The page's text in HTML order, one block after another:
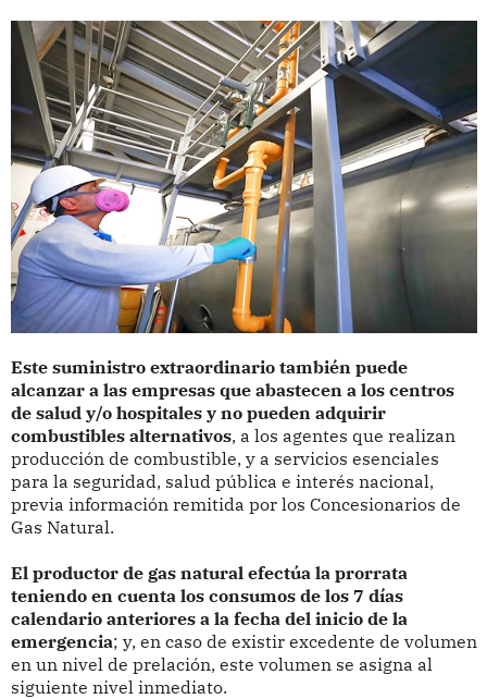
Este suministro extraordinario también puede
alcanzar a las empresas que abastecen a los centros
de salud y/o hospitales y no pueden adquirir
combustibles alternativos, a los agentes que realizan
producción de combustible, y a servicios esenciales
para la seguridad, salud pública e interés nacional,
previa información remitida por los Concesionarios de
Gas Natural.
El productor de gas natural efectúa la prorrata
teniendo en cuenta los consumos de los 7 días
calendario anteriores a la fecha del inicio de la
emergencia; y, en caso de existir excedente de volumen
en un nivel de prelación, este volumen se asigna al
siguiente nivel inmediato.